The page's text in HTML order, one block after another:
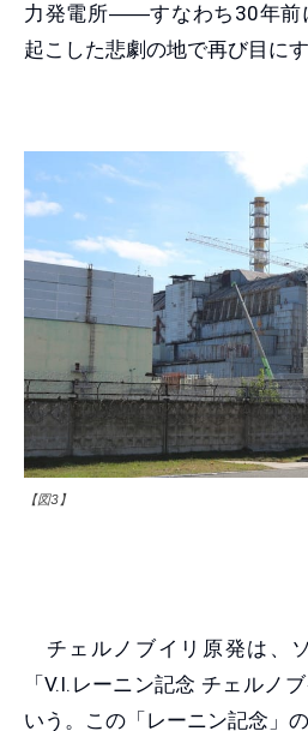
力発電所――すなわち30年前
起こした悲劇の地で再び目に
【図3】
チェルノブイリ原発は、
「V.I.レーニン記念 チェルノ
いう。この「レーニン記念」